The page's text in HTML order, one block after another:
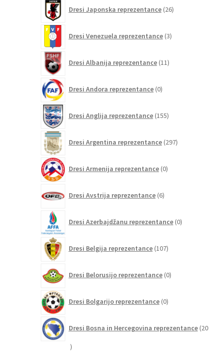
Dresi Japonska reprezentance 26izdelkov
Dresi Venezuela reprezentance 3izdelki
Dresi Albanija reprezentance 11izdelkov
Dresi Andora reprezentance 0izdelkov
Dresi Anglija reprezentance 155izdelkov
Dresi Argentina reprezentance 297izdelkov
Dresi Armenija reprezentance 0izdelkov
Dresi Avstrija reprezentance 6izdelkov
Dresi Azerbajdžanu reprezentance 0izdelkov
Dresi Belgija reprezentance 107izdelkov
Dresi Belorusijo reprezentance 0izdelkov
Dresi Bolgarijo reprezentance 0izdelkov
Dresi Bosna in Hercegovina reprezentance 20
20